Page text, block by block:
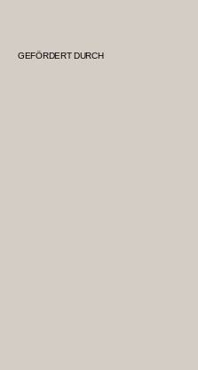
GEFÖRDERT DURCH